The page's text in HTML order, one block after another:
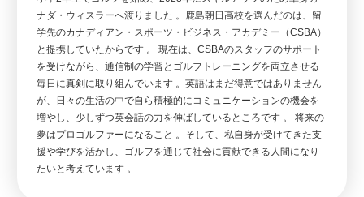
ナダ・ウィスラーへ渡りました 。鹿島朝日高校を選んだのは、留
学先のカナディアン・スポーツ・ビジネス・アカデミー（CSBA）
と提携していたからです 。 現在は、CSBAのスタッフのサポート
を受けながら、通信制の学習とゴルフトレーニングを両立させる
毎日に真剣に取り組んでいます 。英語はまだ得意ではありません
が、日々の生活の中で自ら積極的にコミュニケーションの機会を
増やし、少しずつ英会話の力を伸ばしているところです 。 将来の
夢はプロゴルファーになること 。そして、私自身が受けてきた支
援や学びを活かし、ゴルフを通じて社会に貢献できる人間になり
たいと考えています 。